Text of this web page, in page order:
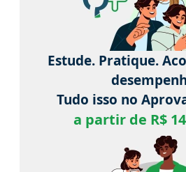
Estude. Pratique.
Tudo isso no
a partir de R$